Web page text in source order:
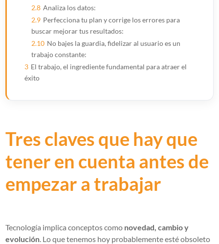
2.8 Analiza los datos:
2.9 Perfecciona tu plan y corrige los errores para
buscar mejorar tus resultados:
2.10 No bajes la guardia, fidelizar al usuario es un
trabajo constante:
3 El trabajo, el ingrediente fundamental para atraer el
éxito
Tres claves que hay que
tener en cuenta antes de
empezar a trabajar
Tecnología implica conceptos como novedad, cambio y
evolución . Lo que tenemos hoy probablemente esté obsoleto